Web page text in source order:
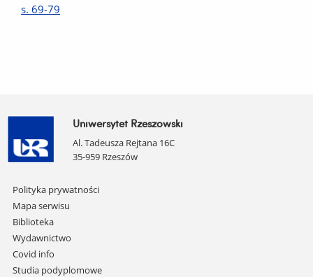
s. 69-79
Uniwersytet Rzeszowski
Al. Tadeusza Rejtana 16C
35-959 Rzeszów
Pomiń
nawigację
i
przejdź
do
treści
Polityka prywatności
Mapa serwisu
Biblioteka
Wydawnictwo
Covid info
Studia podyplomowe